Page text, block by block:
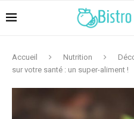
Accueil Nutrition
sur votre santé : un super-aliment !